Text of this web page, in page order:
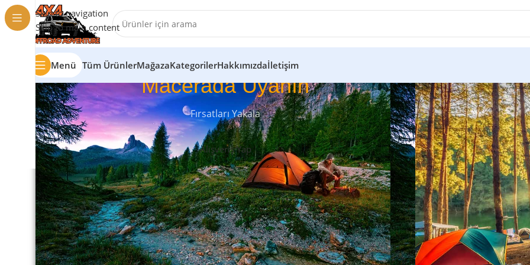
Skip to navigation
Skip to main content
Menü Tüm ÜrünlerMağazaKategorilerHakkımızdaİletişim
Macerada Uyanın
Fırsatları Yakala
Alışveriş Yap